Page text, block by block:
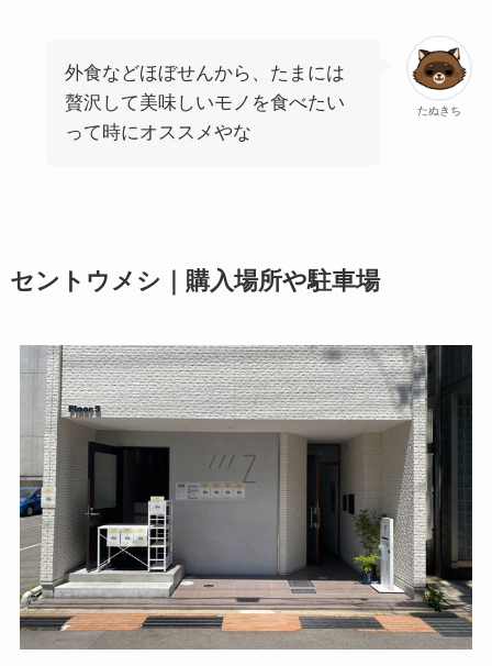
たぬきち
外食などほぼせんから、たまには
贅沢して美味しいモノを食べたい
って時にオススメやな
セントウメシ｜購入場所や駐車場